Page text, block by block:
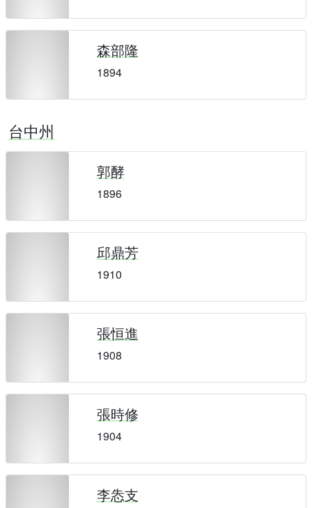
森部隆
1894
台中州
郭酵
1896
邱鼎芳
1910
張恒進
1908
張時修
1904
李怣支